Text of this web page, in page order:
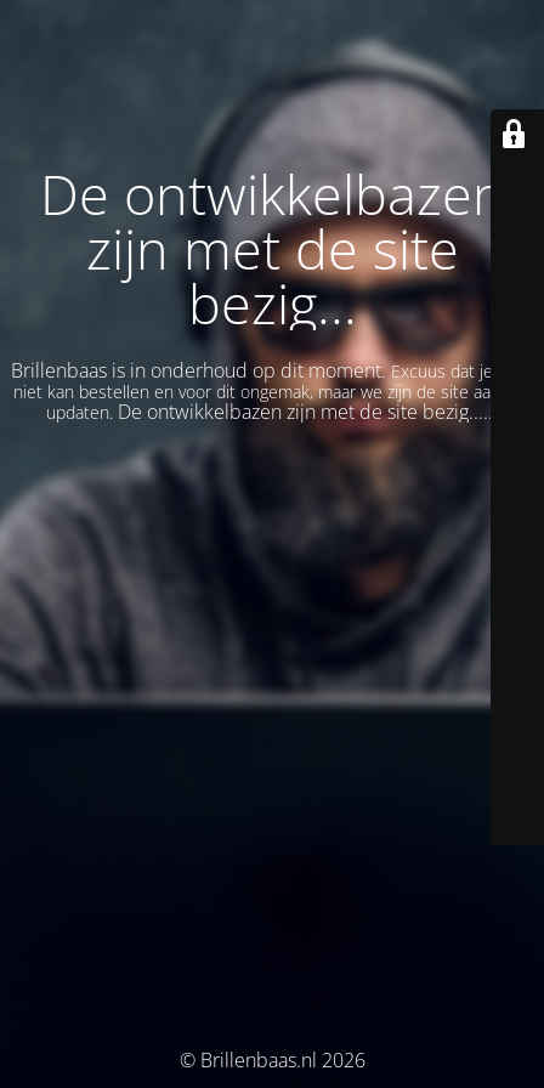
De ontwikkelbazen
zijn met de site
bezig...
Brillenbaas is in onderhoud op dit moment.Excuus dat je even
niet kan bestellen en voor dit ongemak, maar we zijn de site aan het
updaten. De ontwikkelbazen zijn met de site bezig......
© Brillenbaas.nl 2026